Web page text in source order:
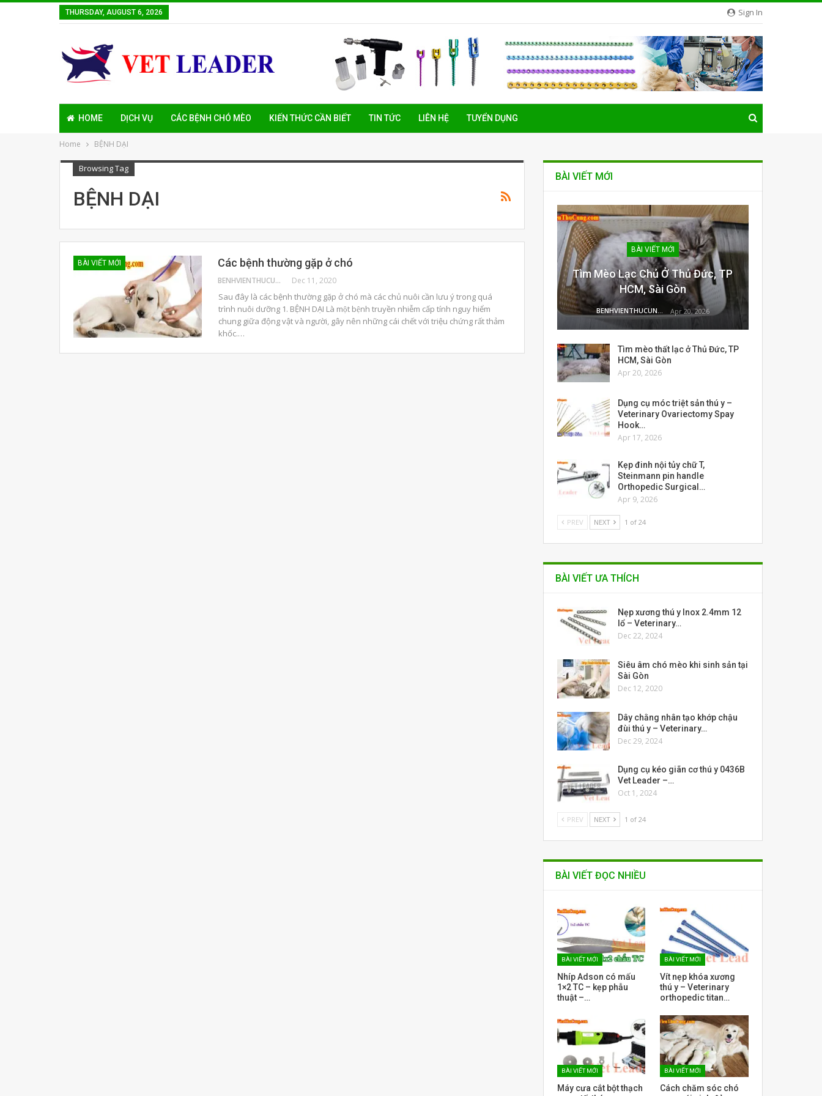
Sign In
THURSDAY, AUGUST 6, 2026
HOME DỊCH VỤ CÁC BỆNH CHÓ MÈO KIẾN THỨC CẦN BIẾT TIN TỨC LIÊN HỆ TUYỂN DỤNG
Home BỆNH DẠI
Browsing Tag
BỆNH DẠI
BÀI VIẾT MỚI Các bệnh thường gặp ở chó
BENHVIENTHUCUNG Dec 11, 2020
Sau đây là các bệnh thường gặp ở chó mà các chủ nuôi cần lưu ý trong quá
trình nuôi dưỡng 1. BỆNH DẠI Là một bệnh truyền nhiễm cấp tính nguy hiểm
chung giữa động vật và người, gây nên những cái chết với triệu chứng rất thảm
khốc.…
BÀI VIẾT MỚI
BÀI VIẾT MỚI
Tìm Mèo Lạc Chủ Ở Thủ Đức, TP
HCM, Sài Gòn
Apr 20, 2026
Tìm mèo thất lạc ở Thủ Đức, TP
HCM, Sài Gòn
Apr 20, 2026
Dụng cụ móc triệt sản thú y –
Veterinary Ovariectomy Spay
Hook…
Apr 17, 2026
Kẹp đinh nội tủy chữ T,
Steinmann pin handle
Orthopedic Surgical…
Apr 9, 2026
PREV NEXT 1 of 24
BÀI VIẾT ƯA THÍCH
Nẹp xương thú y Inox 2.4mm 12
lổ – Veterinary…
Dec 22, 2024
Siêu âm chó mèo khi sinh sản tại
Sài Gòn
Dec 12, 2020
Dây chằng nhân tạo khớp chậu
đùi thú y – Veterinary…
Dec 29, 2024
Dụng cụ kéo giãn cơ thú y 0436B
Vet Leader –…
Oct 1, 2024
PREV NEXT 1 of 24
BÀI VIẾT ĐỌC NHIỀU
BÀI VIẾT MỚI
Nhíp Adson có mấu
1×2 TC – kẹp phẫu
thuật –…
BÀI VIẾT MỚI
Vít nẹp khóa xương
thú y – Veterinary
orthopedic titan…
BÀI VIẾT MỚI
Máy cưa cắt bột thạch
BÀI VIẾT MỚI
Cách chăm sóc chó